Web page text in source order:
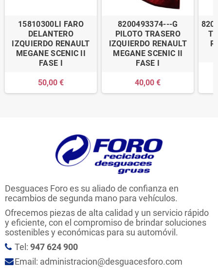
15810300LI FARO
DELANTERO
IZQUIERDO RENAULT
MEGANE SCENIC II
FASE I
50,00 €
8200493374---G
PILOTO TRASERO
IZQUIERDO RENAULT
MEGANE SCENIC II
FASE I
40,00 €
Desguaces Foro es su aliado de confianza en
recambios de segunda mano para vehículos.
Ofrecemos piezas de alta calidad y un servicio rápido
y eficiente, con el compromiso de brindar soluciones
sostenibles y económicas para su automóvil.
Tel: 947 624 900
Email: administracion@desguacesforo.com